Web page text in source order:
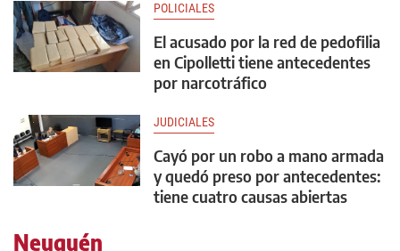
POLICIALES
El acusado por la red de pedofilia
en Cipolletti tiene antecedentes
por narcotráfico
JUDICIALES
Cayó por un robo a mano armada
y quedó preso por antecedentes:
tiene cuatro causas abiertas
Neuquén